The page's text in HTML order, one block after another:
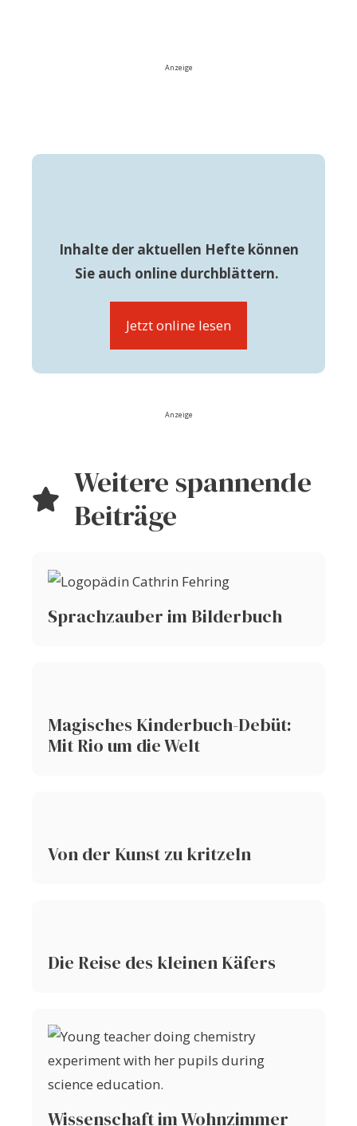
Anzeige
Inhalte der aktuellen Hefte können
Sie auch online durchblättern.
Jetzt online lesen
Anzeige
Weitere spannende
Beiträge
Sprachzauber im Bilderbuch
Magisches Kinderbuch-Debüt:
Mit Rio um die Welt
Von der Kunst zu kritzeln
Die Reise des kleinen Käfers
Wissenschaft im Wohnzimmer